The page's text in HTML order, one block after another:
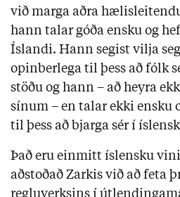
við marga aðra
hann talar góða ensku og
Íslandi. Hann segist vilja
opinberlega til þess að fólk
stöðu og hann – að heyra
sínum – en talar ekki ensku
til þess að bjarga sér í
Það eru einmitt íslensku
aðstoðað Zarkis við að feta
regluverksins í